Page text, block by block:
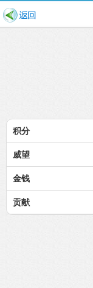
积分
威望
金钱
贡献